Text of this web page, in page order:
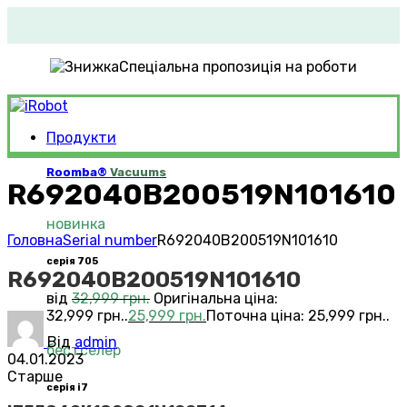
Спеціальна пропозиція на роботи
Продукти
Roomba® Vacuums
новинка
серія 705
від 32,999грн. Оригінальна ціна:
32,999 грн..25,999 грн.Поточна ціна: 25,999 грн..
бестселер
серія i7
R692040B200519N101610
ГоловнаSerial numberR692040B200519N101610
R692040B200519N101610
Від admin
04.01.2023
Старше